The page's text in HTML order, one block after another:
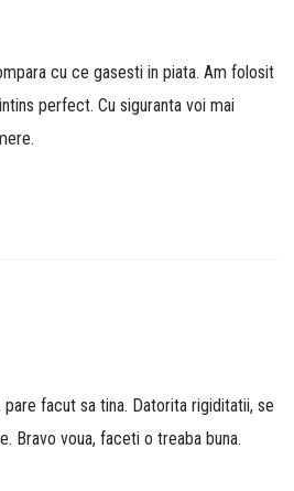
cu ce gasesti in piata. Am folosit
perfect. Cu siguranta voi mai
facut sa tina. Datorita rigiditatii, se
Bravo voua, faceti o treaba buna.